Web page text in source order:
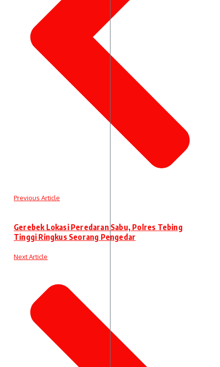
Previous Article
Gerebek Lokasi Peredaran Sabu, Polres Tebing
Tinggi Ringkus Seorang Pengedar
Next Article